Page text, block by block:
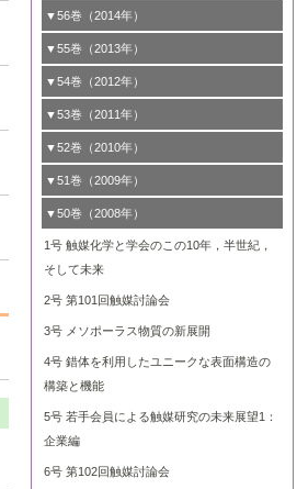
触媒技術
B号 第129回触媒討論会（2022年・京都
大学：オンライン・対面開催）
B号 第127回触媒討論会（2021年・オン
ライン開催(Zoom)のみ）
5号 次世代の触媒プロセスを支えるマイ
クロ波
6号 メタン転換技術の最新動向
B号 第125回触媒討論会（2020年・工学
院大学）
4号 バイオマス化成品製造のための触媒
5号 固体触媒による含窒素有機化合物変
換の最前線
6号 貴金属使用量低減に向けた自動車排
ガス浄化触媒の開発
B号 第123回触媒討論会（2019年・大阪
市立大学）
6号 非貴金属系触媒における電気化学的
酸素還元反応
B号 第121回触媒討論会（2018年・東京
大学）
ロセスへの適用
4号 触媒研究における計算科学の利用
5号 水素のふるまいを解き明かす最先端
研究
6号 低級アルカンの有効利用のための触
媒技術
B号 第119回触媒討論会（2017年・首都
大学東京）
2号 リグニンからの化成品製造に向けた触
3号 触媒研究の最先端～とびたて若き研究
者たち～（1）
4号 触媒研究の最先端～とびたて若き研究
5号 触媒研究の最先端～とびたて若き研究
6号 イオニクス材料と燃料電池・電解合成
の最新の研究動向
B号 第117回触媒討論会（2016年・大阪府
立大学）
1号 水素キャリアにかかわる触媒技術の新
2号 石油精製用触媒の最近の進展
3号 固体酸化物形燃料電池（SOFC）におけ
るアノード触媒上での燃料直接改質技術
4号 コアシェル構造の制御による触媒機能
の向上
5号 工業触媒およびその周辺技術の最近の
6号 ナノシート
B号 第115回触媒討論会（2015年・成蹊大
▼56巻（2014年）
1号 特殊環境場を利用した材料合成
2号 光触媒反応機構に関する最新の研究動
向
3号 固体高分子形燃料電池カソード触媒の
開発動向
4号 人工光合成に向けた近年のアプローチ
5号 未利用熱エネルギーの有効活用に貢献
する触媒技術
6号 ポリオキソメタレート
B号 第113回触媒討論会（2014年・ロワジ
ールホテル豊橋）
▼55巻（2013年）
1号 高耐久性燃料電池システム用触媒にお
2号 リビングラジカル重合の最近の動向
3号 天然ガスの化学工業的展開に関する触
媒技術
4号 貴金属触媒の精密構造制御とその活用
5号 バイオマス化成品製造のための固体触
媒の開発
6号 ナノ空間─吸着状態解析から新機能開拓
まで─
B号 第111回触媒討論会（2013年・関西大
学）
▼54巻（2012年）
1号 規則性多孔体の利用技術における最近
2号 第109回触媒討論会
3号 貴金属低減技術の最新動向
4号 貴金属代替技術の最新動向
▼53巻（2011年）
1号 金属学から見る合金触媒の新展開
2号 第107回触媒討論会
3号 触媒のその場観察法の進歩（１）
4号 触媒のその場観察法の進歩（２）
5号 不活性結合の触媒的活性化による有機
合成
6号 新しい固体酸触媒技術
7号 ゼオライト合成における最近の進歩
▼52巻（2010年）
1号 触媒の劣化対策と長寿命触媒開発
2号 第105回触媒討論会
3号 ナノ構造が拓く新機能
4号 活性サイトおよびその環境の精密な設
計による触媒の高機能化
5号 触媒を有効に使うための技術
6号 第106回触媒討論会
7号 有機分子触媒による精密有機合成
8号 高機能化ポリオレフィンに向けた重合
触媒の最近の進展
▼51巻（2009年）
1号 炭素材料－熱い注目を集める材料－
2号 第103回触媒討論会
3号 環境浄化用光触媒の現状と課題
4号 水素社会の実現に向けた水素製造・貯
蔵技術の進歩
5号 CO2 が関わる触媒・材料
6号 第104回触媒討論会
7号 持続可能社会実現のための触媒および
触媒関連技術
8号 未来を拓く金属錯体
▼50巻（2008年）
1号 触媒化学と学会のこの10年，半世紀，
そして未来
2号 第101回触媒討論会
3号 メソポーラス物質の新展開
4号 錯体を利用したユニークな表面構造の
構築と機能
5号 若手会員による触媒研究の未来展望1：
企業編
6号 第102回触媒討論会